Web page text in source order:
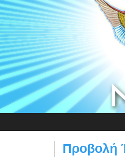
Προβολή